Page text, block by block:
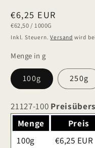
Normaler
Preis
€6,25 EUR
GRUNDPREIS
€62,50 / PRO
1000G
Inkl. Steuern.Versand wird
Menge in g
100g 250g
21127-100
Menge
Preis
100g
€6,25 EUR